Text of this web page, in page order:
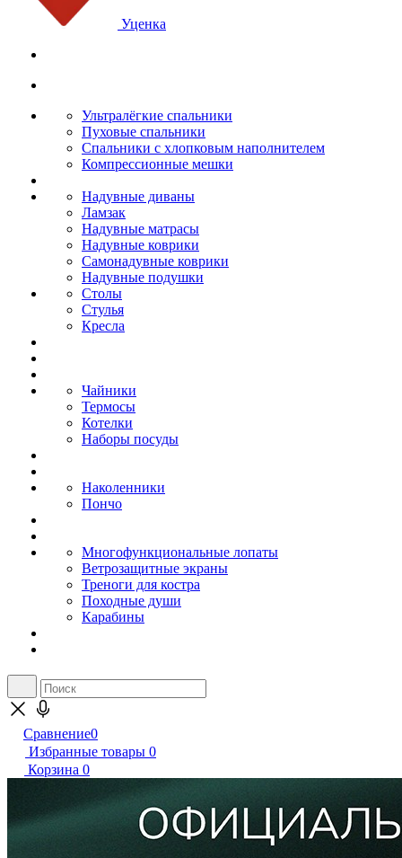
Уценка
Ультралёгкие спальники
Пуховые спальники
Спальники с хлопковым наполнителем
Компрессионные мешки
Надувные диваны
Ламзак
Надувные матрасы
Надувные коврики
Самонадувные коврики
Надувные подушки
Столы
Стулья
Кресла
Чайники
Термосы
Котелки
Наборы посуды
Наколенники
Пончо
Многофункциональные лопаты
Ветрозащитные экраны
Треноги для костра
Походные души
Карабины
Сравнение0
Избранные товары 0
Корзина 0